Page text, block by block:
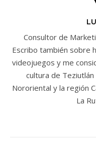
Consultor de
Escribo también sobre
videojuegos y me
cultura de Teziutlán
Nororiental y la región
La